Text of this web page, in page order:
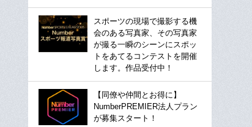
スポーツの現場で撮影する機
会のある写真家、その写真家
が撮る一瞬のシーンにスポッ
トをあてるコンテストを開催
します。作品受付中！
【同僚や仲間とお得に】
NumberPREMIER法人プラン
が募集スタート！